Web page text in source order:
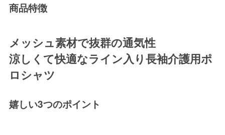
商品特徴
メッシュ素材で抜群の通気性
涼しくて快適なライン入り長袖介護用ポ
ロシャツ
嬉しい3つのポイント